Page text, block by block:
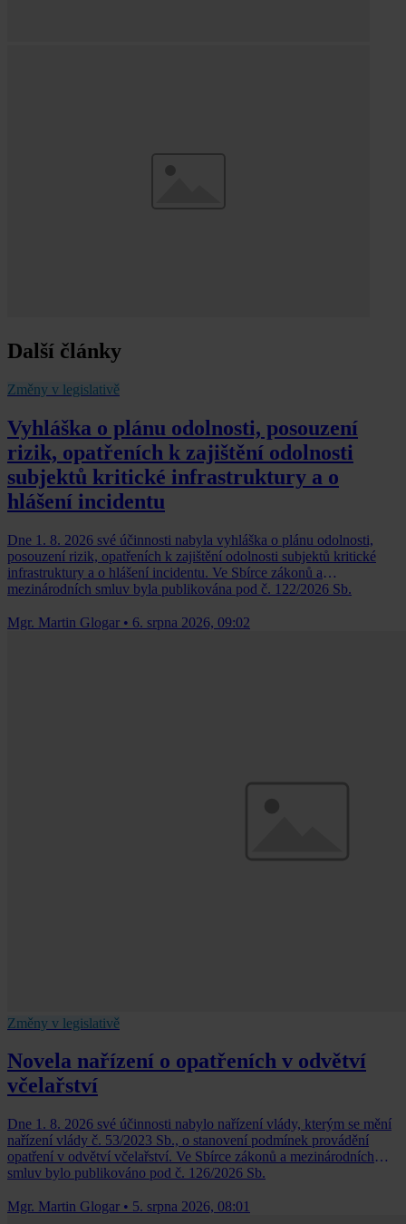
Další články
Změny v legislativě
Vyhláška o plánu odolnosti, posouzení
rizik, opatřeních k zajištění odolnosti
subjektů kritické infrastruktury a o
hlášení incidentu
Dne 1. 8. 2026 své účinnosti nabyla vyhláška o plánu odolnosti,
posouzení rizik, opatřeních k zajištění odolnosti subjektů kritické
infrastruktury a o hlášení incidentu. Ve Sbírce zákonů a
mezinárodních smluv byla publikována pod č. 122/2026 Sb.
Mgr. Martin Glogar • 6. srpna 2026, 09:02
Změny v legislativě
Novela nařízení o opatřeních v odvětví
včelařství
Dne 1. 8. 2026 své účinnosti nabylo nařízení vlády, kterým se mění
nařízení vlády č. 53/2023 Sb., o stanovení podmínek provádění
opatření v odvětví včelařství. Ve Sbírce zákonů a mezinárodních
smluv bylo publikováno pod č. 126/2026 Sb.
Mgr. Martin Glogar • 5. srpna 2026, 08:01